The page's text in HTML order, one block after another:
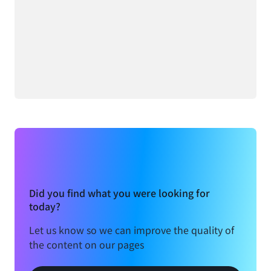
Did you find what you were looking for
today?
Let us know so we can improve the quality of
the content on our pages